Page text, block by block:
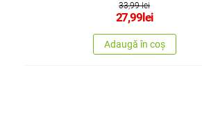
33,99 lei
27,99 lei
Adaugă în coș